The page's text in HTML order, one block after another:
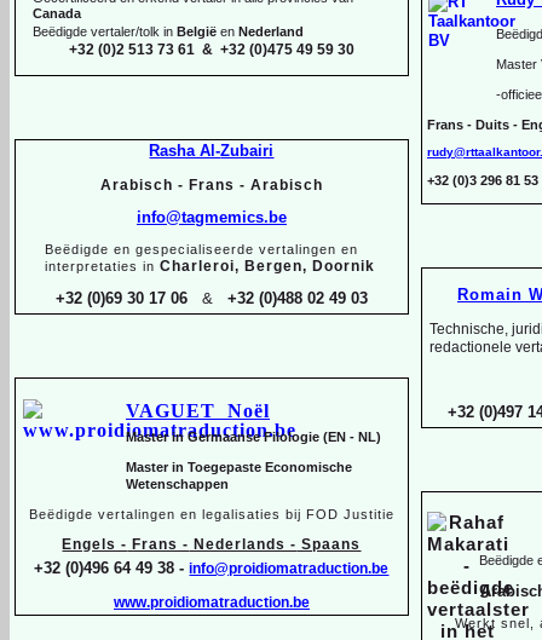
Master
-
Frans - Duits -
+32 (0)3 296 81
Romain
Technische,
redactionele
+32 (0)497
Beëdigde
Werkt snel,
Canada
Beëdigde vertaler/tolk in België en Nederland
+32 (0)2 513 73 61 & +32 (0)475 49 59 30
Rasha Al-Zubairi
Arabisch - Frans - Arabisch
info@tagmemics.be
Beëdigde en gespecialiseerde vertalingen en
interpretaties in Charleroi, Bergen, Doornik
+32 (0)69 30 17 06 & +32 (0)488 02 49 03
VAGUET Noël
Master in Germaanse Filologie (EN - NL)
Master in Toegepaste Economische
Wetenschappen
Beëdigde vertalingen en legalisaties bij FOD Justitie
Engels - Frans - Nederlands - Spaans
+32 (0)496 64 49 38 - info@proidiomatraduction.be
www.proidiomatraduction.be